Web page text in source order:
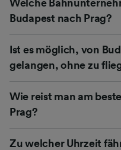
Welche
Budapest nach Prag?
Ist es möglich, von
gelangen, ohne zu
Wie reist man am
Prag?
Zu welcher Uhrzeit